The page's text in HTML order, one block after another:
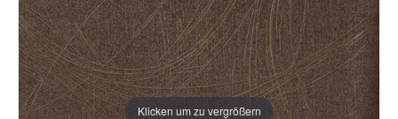
Klicken um zu vergrößern